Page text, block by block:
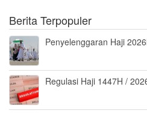
Berita Terpopuler
Penyelenggaran Haji
Regulasi Haji 1447H /